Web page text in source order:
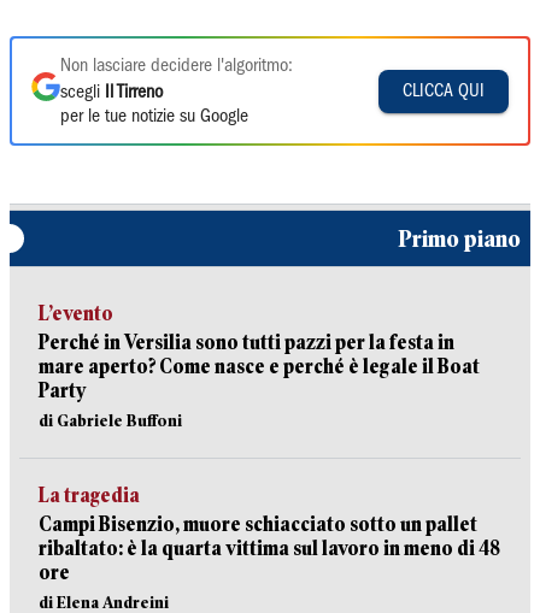
Non lasciare decidere l'algoritmo:
scegli
Il Tirreno
per le tue notizie su Google
CLICCA QUI
Primo piano
L’evento
Perché in Versilia sono tutti pazzi per la festa in
mare aperto? Come nasce e perché è legale il Boat
Party
di Gabriele Buffoni
La tragedia
Campi Bisenzio, muore schiacciato sotto un pallet
ribaltato: è la quarta vittima sul lavoro in meno di 48
ore
di Elena Andreini